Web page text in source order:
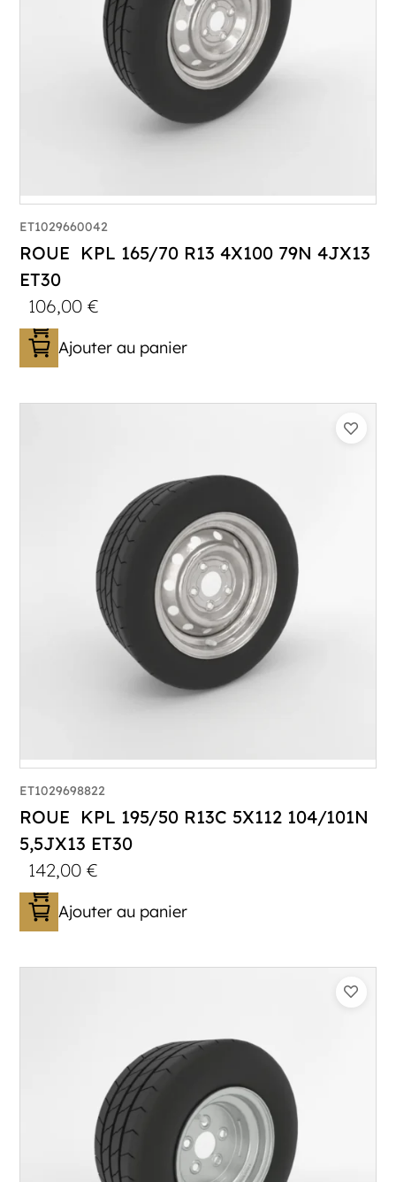
ET1029660042
ROUE KPL 165/70 R13 4X100 79N 4JX13
ET30
106,00€
Ajouter au panier
ET1029698822
ROUE KPL 195/50 R13C 5X112 104/101N
5,5JX13 ET30
142,00€
Ajouter au panier